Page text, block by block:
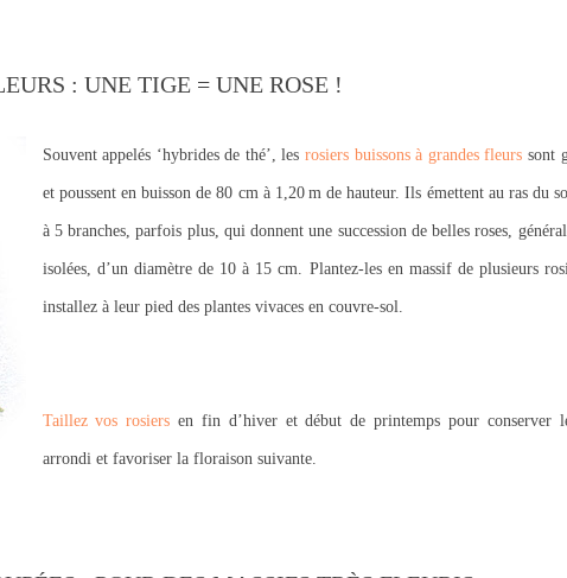
: UNE TIGE = UNE ROSE !
Souvent appelés ‘hybrides de thé’, les rosiers buissons à grandes fleurs sont
et poussent en buisson de 80 cm à 1,20 m de hauteur. Ils émettent au ras du
à 5 branches, parfois plus, qui donnent une succession de belles roses,
isolées, d’un diamètre de 10 à 15 cm. Plantez-les en massif de plusieurs
installez à leur pied des plantes vivaces en couvre-sol.
Taillez vos rosiers en fin d’hiver et début de printemps pour conserver
arrondi et favoriser la floraison suivante.